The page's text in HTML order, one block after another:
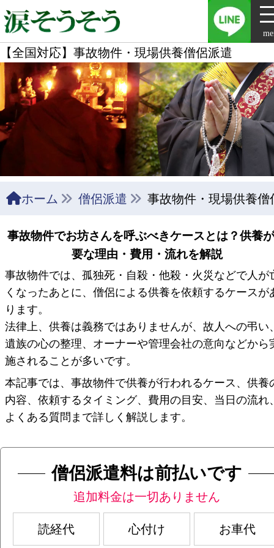
【全国対応】事故物件・現場供養僧侶派遣
ホーム 僧侶派遣 事故物件・現場供養僧
事故物件でお坊さんを呼ぶべきケースとは？供養
要な理由・費用・流れを解説
事故物件では、孤独死・自殺・他殺・火災などで人が
くなったあとに、僧侶による供養を依頼するケースが
ります。
法律上、供養は義務ではありませんが、故人への弔い
遺族の心の整理、オーナーや管理会社の意向などから
施されることが多いです。
本記事では、事故物件で供養が行われるケース、供養
内容、依頼するタイミング、費用の目安、当日の流れ
よくある質問まで詳しく解説します。
僧侶派遣料は前払いです
追加料金は一切ありません
読経代 心付け お車代